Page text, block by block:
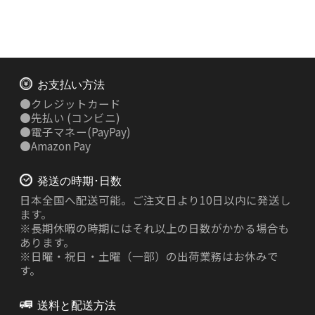
お支払い方法
●クレジットカード
●先払い (コンビニ)
●電子マネー(PayPay)
●Amazon Pay
発送の時期･日数
日本全国へ配送可能。ご注文日より10日以内に発送し
ます。
※長期休暇の時期にはそれ以上の日数がかかる場合も
あります。
※日曜・祝日・土曜（一部）の出荷業務はお休みで
す。
送料と配送方法